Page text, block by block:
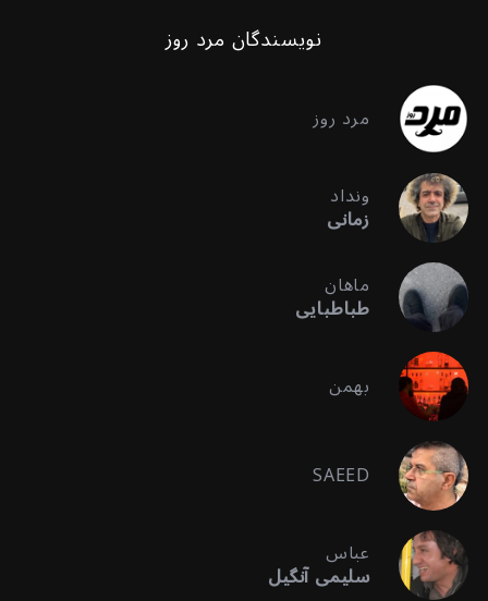
نویسندگان مرد روز
مرد روز
ونداد
زمانی
ماهان
طباطبایی
بهمن
SAEED
عباس
سلیمی آنگیل